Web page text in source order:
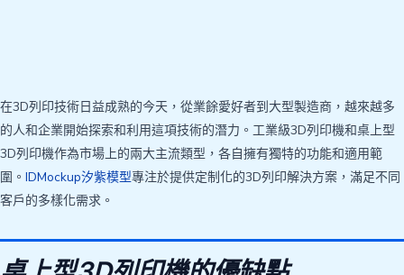
在3D列印技術日益成熟的今天，從業餘愛好者到大型製造商，越來越多
的人和企業開始探索和利用這項技術的潛力。工業級3D列印機和桌上型
3D列印機作為市場上的兩大主流類型，各自擁有獨特的功能和適用範
圍。 IDMockup汐紫模型專注於提供定制化的3D列印解決方案，滿足不同
客戶的多樣化需求。